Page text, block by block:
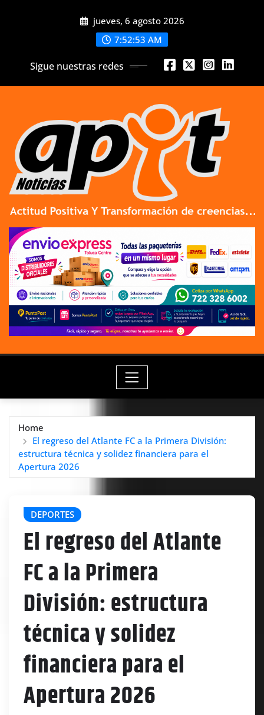
jueves, 6 agosto 2026
7:52:56 AM
Sigue nuestras redes
Home
El regreso del Atlante FC a la Primera División:
estructura técnica y solidez financiera para el
Apertura 2026
DEPORTES
El regreso del Atlante
FC a la Primera
División: estructura
técnica y solidez
financiera para el
Apertura 2026